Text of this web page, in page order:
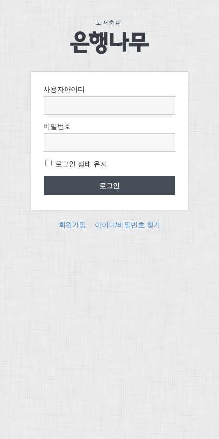
사용자아이디
비밀번호
로그인 상태 유지
회원가입 아이디/비밀번호 찾기